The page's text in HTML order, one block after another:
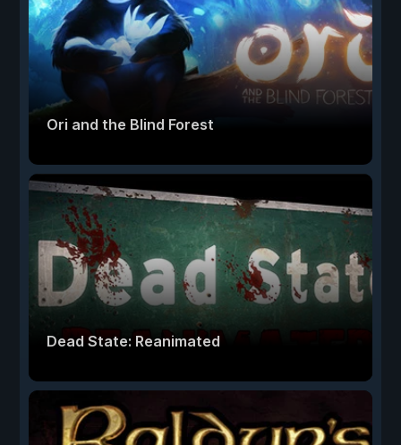
Ori and the Blind Forest
Dead State: Reanimated